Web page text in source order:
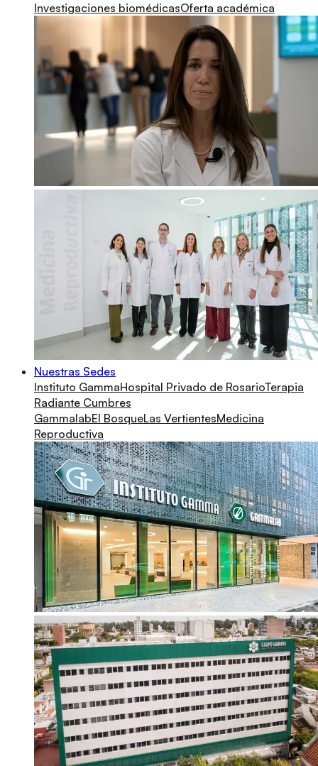
Investigaciones biomédicasOferta académica
Nuestras Sedes
Instituto GammaHospital Privado de RosarioTerapia
Radiante Cumbres
GammalabEl BosqueLas VertientesMedicina
Reproductiva